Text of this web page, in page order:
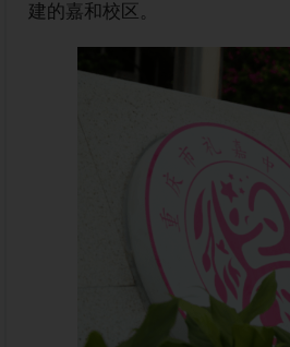
建的嘉和校区。